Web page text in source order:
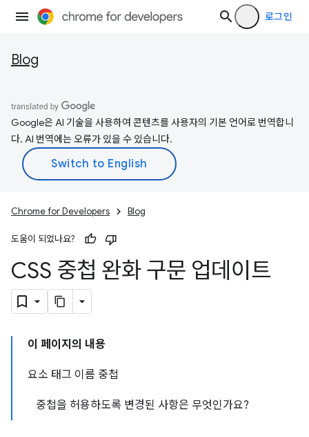
로그인
Blog
Google은 AI 기술을 사용하여 콘텐츠를 사용자의 기본 언어로 번역합니
다. AI 번역에는 오류가 있을 수 있습니다.
Chrome for Developers Blog
도움이 되었나요?
CSS 중첩 완화 구문 업데이트
이 페이지의 내용
요소 태그 이름 중첩
중첩을 허용하도록 변경된 사항은 무엇인가요?